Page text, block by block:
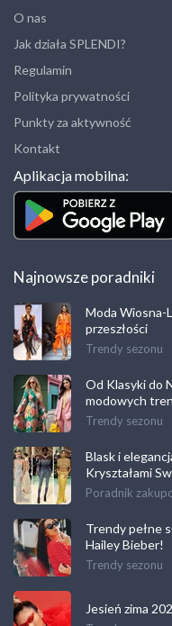
O nas
Jak działa SPLENDI?
Regulamin
Polityka prywatności
Punkty za aktywność
Kontakt
Aplikacja mobilna:
Najnowsze poradniki
Moda Wiosna-
przeszłości
Trendy sezonu
Od Klasyki do
modowych
Trendy sezonu
Blask i
Kryształami
Poradnik
Trendy pełne
Hailey Bieber!
Trendy sezonu
Jesień zima